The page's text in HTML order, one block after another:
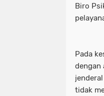
Biro
Pada
dengan
tidak